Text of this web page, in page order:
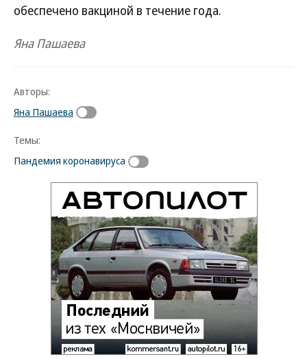
обеспечено вакциной в течение года.
Яна Пашаева
Авторы:
Яна Пашаева
Темы:
Пандемия коронавируса